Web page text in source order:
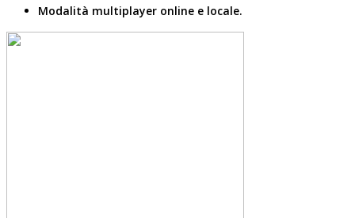
Modalità multiplayer online e locale.